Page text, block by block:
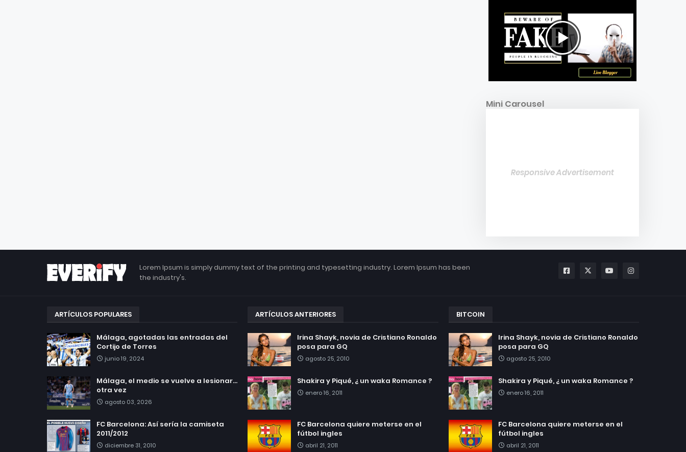
Mini Carousel
Responsive Advertisement
Lorem Ipsum is simply dummy text of the printing and typesetting industry. Lorem Ipsum has been
the industry's.
ARTÍCULOS POPULARES
Málaga, agotadas las entradas del
Cortijo de Torres
junio 19, 2024
Málaga, el medio se vuelve a lesionar...
otra vez
agosto 03, 2026
FC Barcelona: Así sería la camiseta
2011/2012
diciembre 31, 2010
ARTÍCULOS ANTERIORES
Irina Shayk, novia de Cristiano Ronaldo
posa para GQ
agosto 25, 2010
Shakira y Piqué, ¿ un waka Romance ?
enero 16, 2011
FC Barcelona quiere meterse en el
fútbol ingles
abril 21, 2011
BITCOIN
Irina Shayk, novia de Cristiano Ronaldo
posa para GQ
agosto 25, 2010
Shakira y Piqué, ¿ un waka Romance ?
enero 16, 2011
FC Barcelona quiere meterse en el
fútbol ingles
abril 21, 2011